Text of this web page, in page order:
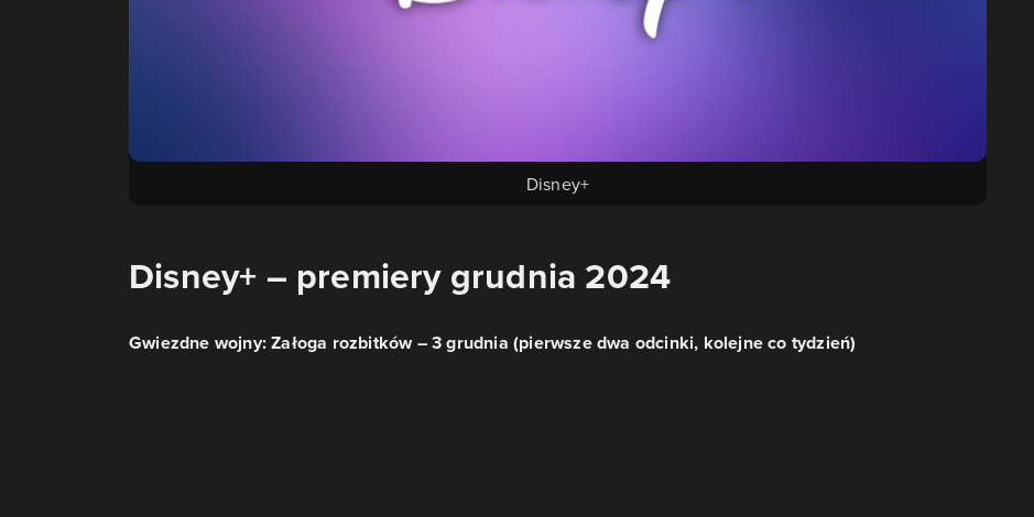
Disney+
Disney+ – premiery grudnia 2024
Gwiezdne wojny: Załoga rozbitków – 3 grudnia (pierwsze dwa odcinki, kolejne co tydzień)